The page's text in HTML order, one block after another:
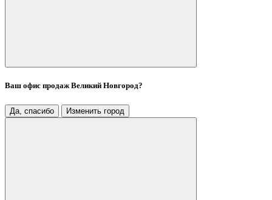
Ваш офис продажВеликий Новгород?
Да, спасибо Изменить город